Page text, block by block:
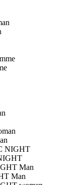
Man